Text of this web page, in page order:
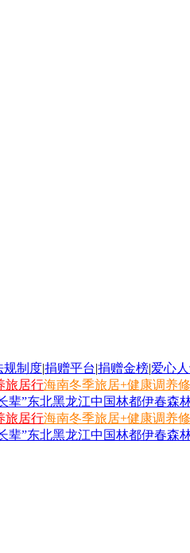
规制度|捐赠平台|捐赠金榜|爱心
旅居行海南冬季旅居+健康调养
辈”东北黑龙江中国林都伊春森
旅居行海南冬季旅居+健康调养
辈”东北黑龙江中国林都伊春森